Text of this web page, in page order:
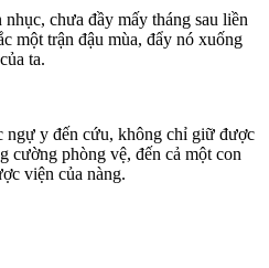
chưa đầy mấy tháng sau liền
một trận đậu mùa, đẩy nó xuống
ta.
ngự y đến cứu, không chỉ giữ được
cường phòng vệ, đến cả một con
viện của nàng.